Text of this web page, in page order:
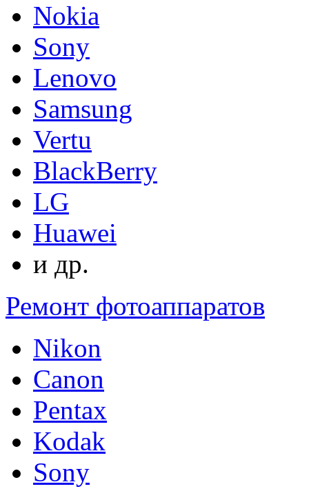
Nokia
Sony
Lenovo
Samsung
Vertu
BlackBerry
LG
Huawei
и др.
Ремонт фотоаппаратов
Nikon
Canon
Pentax
Kodak
Sony